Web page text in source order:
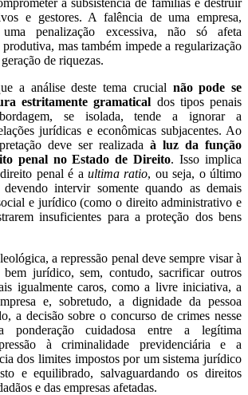
e gestores. A falência de uma empresa,
uma penalização excessiva, não só afeta
produtiva, mas também impede a regularização
de riquezas.
a análise deste tema crucial não pode se
estritamente gramatical dos tipos penais
se isolada, tende a ignorar a
jurídicas e econômicas subjacentes. Ao
deve ser realizada à luz da função
penal no Estado de Direito. Isso implica
penal é a ultima ratio, ou seja, o último
intervir somente quando as demais
e jurídico (como o direito administrativo e
insuficientes para a proteção dos bens
a repressão penal deve sempre visar à
jurídico, sem, contudo, sacrificar outros
igualmente caros, como a livre iniciativa, a
e, sobretudo, a dignidade da pessoa
a decisão sobre o concurso de crimes nesse
ponderação cuidadosa entre a legítima
à criminalidade previdenciária e a
dos limites impostos por um sistema jurídico
e equilibrado, salvaguardando os direitos
e das empresas afetadas.